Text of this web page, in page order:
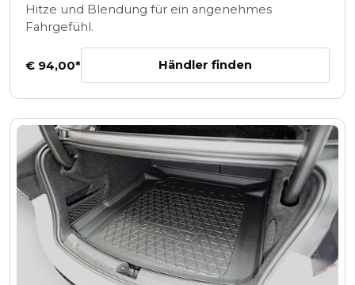
Hitze und Blendung für ein angenehmes
Fahrgefühl.
€ 94,00* Händler finden